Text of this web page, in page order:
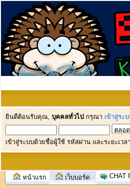
ยินดีต้อนรับคุณ, บุคคลทั่วไป กรุณา เข้าสู่ระ
เข้าสู่ระบบด้วยชื่อผู้ใช้ รหัสผ่าน และระยะเวล
หน้าแรก เว็บบอร์ด CHAT